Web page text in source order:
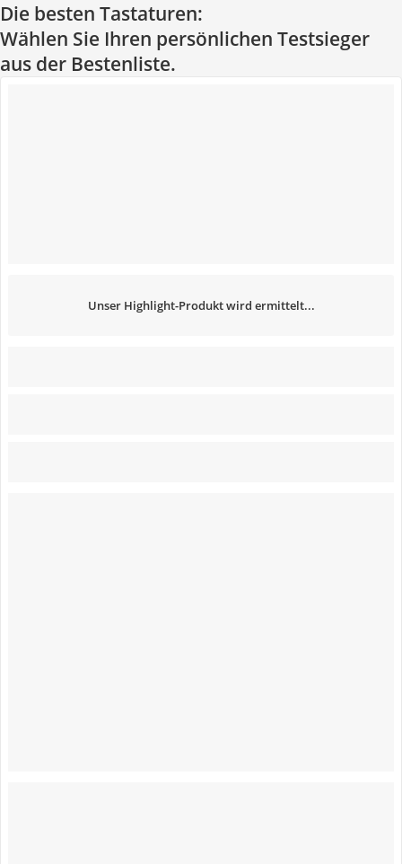
Die besten Tastaturen:
Wählen Sie Ihren persönlichen Testsieger
aus der Bestenliste.
Unser Highlight-Produkt wird ermittelt...